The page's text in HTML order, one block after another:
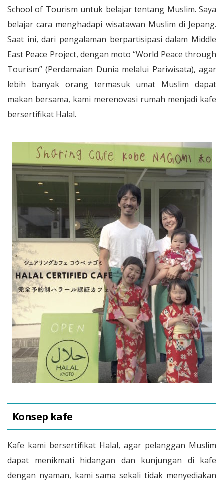
School of Tourism untuk belajar tentang Muslim. Saya
belajar cara menghadapi wisatawan Muslim di Jepang.
Saat ini, dari pengalaman berpartisipasi dalam Middle
East Peace Project, dengan moto “World Peace through
Tourism” (Perdamaian Dunia melalui Pariwisata), agar
lebih banyak orang termasuk umat Muslim dapat
makan bersama, kami merenovasi rumah menjadi kafe
bersertifikat Halal.
Konsep kafe
Kafe kami bersertifikat Halal, agar pelanggan Muslim
dapat menikmati hidangan dan kunjungan di kafe
dengan nyaman, kami sama sekali tidak menyediakan